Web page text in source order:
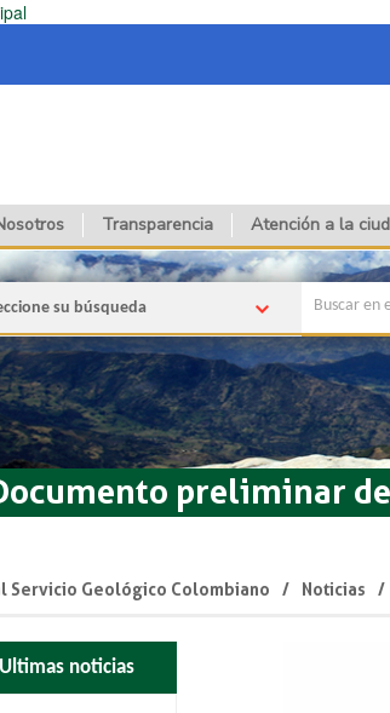
Transparencia Atención a la
Seleccione su búsqueda
preliminar
Servicio Geológico Colombiano Noticias
Ultimas noticias